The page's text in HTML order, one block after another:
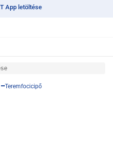
App letöltése
Teremfocicipő